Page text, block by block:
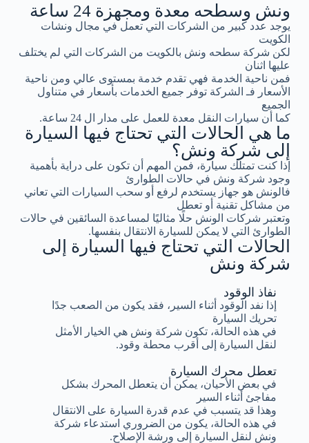
ونش وسطحه معدة ومجهزة 24 ساعة
يوجد عدد كبير من الشركات التي تعمل في مجال ونشات
الكويت
لكن شركة سطحه ونش بالكويت من الشركات التي لم يختلف
عليها اثنان
فمن ناحية الخدمة فهي تقدم خدمة بمستوى عالي ومن ناحية
الأسعار فـ الشركة توفر جميع الخدمات بأسعار في متناول
الجميع
كما أن سيارات النقل معدة للعمل على مدار ال 24 ساعة.
ما هي الحالات التي تحتاج فيها السيارة
إلى شركة ونش؟
إذا كنت تمتلك سيارة، فمن المهم أن تكون على دراية بأهمية
وجود شركة ونش في حالات الطوارئ
فالونش هو جهاز يستخدم لرفع أو سحب السيارات التي تعاني
من مشاكل تقنية أو تعطل
وتعتبر شركات الونش حلًا مثاليًا لمساعدة السائقين في حالات
الطوارئ التي لا يمكن للسيارة الانتقال بنفسها.
الحالات التي تحتاج فيها السيارة إلى
شركة ونش
تعطل محرك السيارة
في بعض الأحيان، يمكن أن يتعطل المحرك بشكل
مفاجئ أثناء السير
وهذا قد يتسبب في عدم قدرة السيارة على الانتقال
في هذه الحالة، يكون من الضروري استدعاء شركة
ونش لنقل السيارة إلى ورشة الإصلاح.
نفاذ الوقود
إذا نفد الوقود أثناء السير، فقد يكون من الصعب جدًا
تحريك السيارة
في هذه الحالة، تكون شركة ونش هي الخيار الأمثل
لنقل السيارة إلى أقرب محطة وقود.